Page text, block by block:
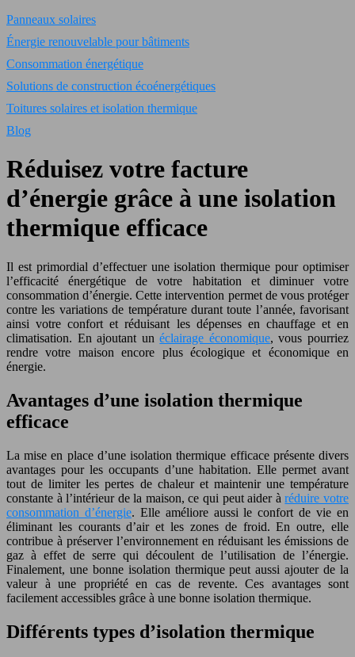
Panneaux solaires
Énergie renouvelable pour bâtiments
Consommation énergétique
Solutions de construction écoénergétiques
Toitures solaires et isolation thermique
Blog
Réduisez votre facture
d’énergie grâce à une isolation
thermique efficace
Il est primordial d’effectuer une isolation thermique pour optimiser
l’efficacité énergétique de votre habitation et diminuer votre
consommation d’énergie. Cette intervention permet de vous protéger
contre les variations de température durant toute l’année, favorisant
ainsi votre confort et réduisant les dépenses en chauffage et en
climatisation. En ajoutant unéclairage économique, vous pourriez
rendre votre maison encore plus écologique et économique en
énergie.
Avantages d’une isolation thermique
efficace
La mise en place d’une isolation thermique efficace présente divers
avantages pour les occupants d’une habitation. Elle permet avant
tout de limiter les pertes de chaleur et maintenir une température
constante à l’intérieur de la maison, ce qui peut aider àréduire votre
consommation d’énergie. Elle améliore aussi le confort de vie en
éliminant les courants d’air et les zones de froid. En outre, elle
contribue à préserver l’environnement en réduisant les émissions de
gaz à effet de serre qui découlent de l’utilisation de l’énergie.
Finalement, une bonne isolation thermique peut aussi ajouter de la
valeur à une propriété en cas de revente. Ces avantages sont
facilement accessibles grâce à une bonne isolation thermique.
Différents types d’isolation thermique